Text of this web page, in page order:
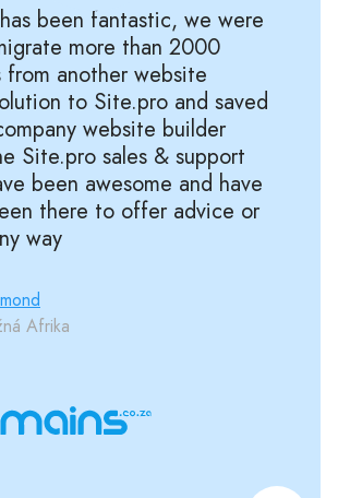
been fantastic, we were
more than 2000
from another website
to Site.pro and saved
website builder
Site.pro sales & support
been awesome and have
there to offer advice or
way
Afrika